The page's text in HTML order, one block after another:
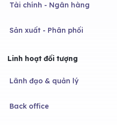
Tài chính - Ngân hàng
Sản xuất - Phân phối
Linh hoạt đối tượng
Lãnh đạo & quản lý
Back office